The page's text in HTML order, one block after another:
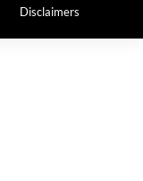
Disclaimers